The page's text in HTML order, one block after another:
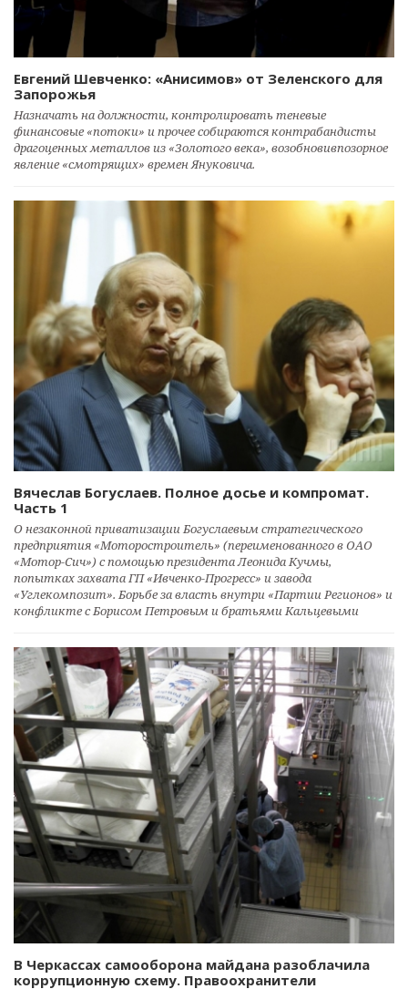
Евгений Шевченко: «Анисимов» от Зеленского для
Запорожья
Назначать на должности, контролировать теневые
финансовые «потоки» и прочее собираются контрабандисты
драгоценных металлов из «Золотого века», возобновивпозорное
явление «смотрящих» времен Януковича.
Вячеслав Богуслаев. Полное досье и компромат.
Часть 1
О незаконной приватизации Богуслаевым стратегического
предприятия «Моторостроитель» (переименованного в ОАО
«Мотор-Сич») с помощью президента Леонида Кучмы,
попытках захвата ГП «Ивченко-Прогресс» и завода
«Углекомпозит». Борьбе за власть внутри «Партии Регионов» и
конфликте с Борисом Петровым и братьями Кальцевыми
В Черкассах самооборона майдана разоблачила
коррупционную схему. Правоохранители